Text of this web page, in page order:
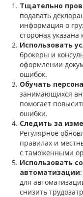
Тщательно
подавать
информация о
сторонах указана
Использовать
брокеры и
оформлении
ошибок.
Обучать
занимающихся
помогает
ошибки.
Следить за
Регулярное
правилах и
с таможенными
Использовать
автоматизации
для
снизить